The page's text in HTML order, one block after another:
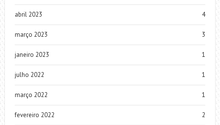
abril 2023 4
março 2023 3
janeiro 2023 1
julho 2022 1
março 2022 1
fevereiro 2022 2